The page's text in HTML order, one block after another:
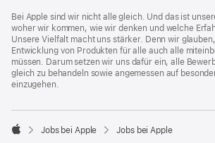
Footer
Bei Apple sind wir nicht alle gleich. Und das ist
woher wir kommen, wie wir denken und welche
Unsere Vielfalt macht uns stärker. Denn wir
Entwicklung von Produkten für alle auch alle
müssen. Darum setzen wir uns dafür ein, alle
gleich zu behandeln sowie angemessen auf
einzugehen.

Jobs bei Apple Jobs bei Apple